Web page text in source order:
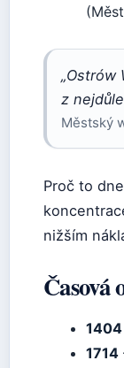
„Ostrów
z
Městský
Proč to
nižším
Časová
1404
1714